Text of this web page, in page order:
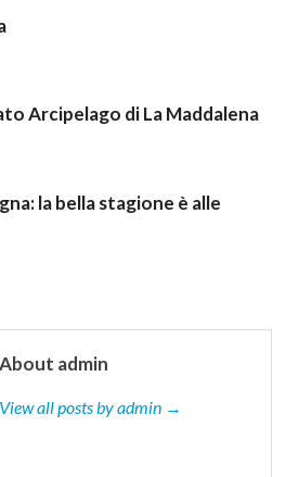
Arcipelago di La Maddalena
la bella stagione è alle
About admin
View all posts by admin →